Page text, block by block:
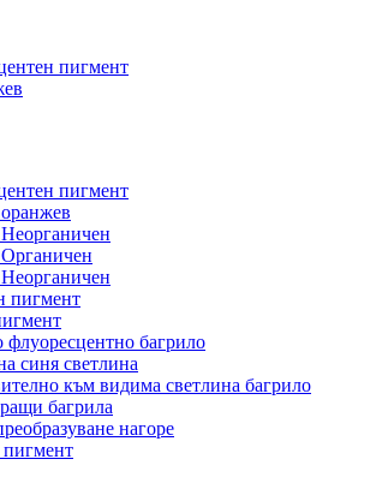
пигмент
пигмент
пигмент
флуоресцентно багрило
синя светлина
към видима светлина багрило
багрила
нагоре